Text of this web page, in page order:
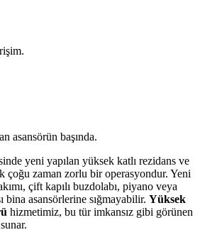
asansörün başında.
yeni yapılan yüksek katlı rezidans ve
çoğu zaman zorlu bir operasyondur. Yeni
çift kapılı buzdolabı, piyano veya
bina asansörlerine sığmayabilir. Yüksek
hizmetimiz, bu tür imkansız gibi görünen